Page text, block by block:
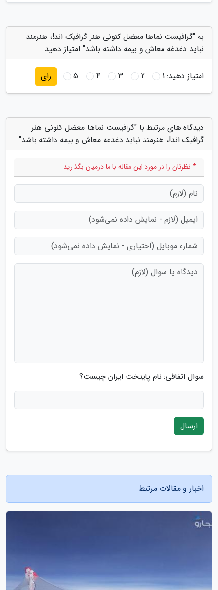
به "گرافیست نماها معضل کنونی هنر گرافیک اند!، هنرمند
نباید دغدغه معاش و بیمه داشته باشد" امتیاز دهید
امتیاز دهید:1
2
3
4
5 رای
دیدگاه های مرتبط با "گرافیست نماها معضل کنونی هنر
گرافیک اند!، هنرمند نباید دغدغه معاش و بیمه داشته باشد"
* نظرتان را در مورد این مقاله با ما درمیان بگذارید
سوال اتفاقی: نام پایتخت ایران چیست؟
ارسال
اخبار و مقالات مرتبط